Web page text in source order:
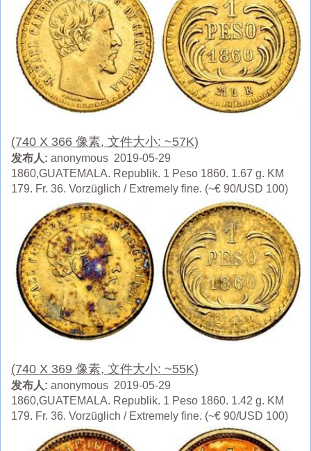
(740 X 366 像素, 文件大小: ~57K)
发布人: anonymous 2019-05-29
1860,GUATEMALA. Republik. 1 Peso 1860. 1.67 g. KM
179. Fr. 36. Vorzüglich / Extremely fine. (~€ 90/USD 100)
(740 X 369 像素, 文件大小: ~55K)
发布人: anonymous 2019-05-29
1860,GUATEMALA. Republik. 1 Peso 1860. 1.42 g. KM
179. Fr. 36. Vorzüglich / Extremely fine. (~€ 90/USD 100)